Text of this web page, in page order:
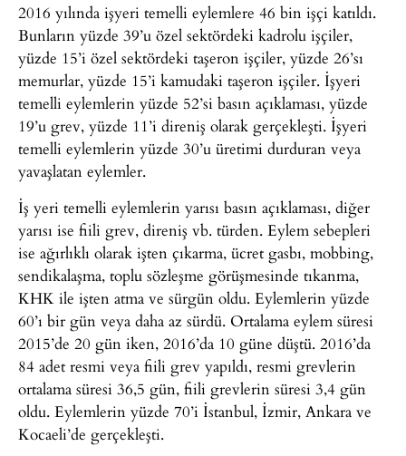
2016 yılında işyeri temelli eylemlere 46 bin işçi katıldı.
Bunların yüzde 39’u özel sektördeki kadrolu işçiler,
yüzde 15’i özel sektördeki taşeron işçiler, yüzde 26’sı
memurlar, yüzde 15’i kamudaki taşeron işçiler. İşyeri
temelli eylemlerin yüzde 52’si basın açıklaması, yüzde
19’u grev, yüzde 11’i direniş olarak gerçekleşti. İşyeri
temelli eylemlerin yüzde 30’u üretimi durduran veya
yavaşlatan eylemler.
İş yeri temelli eylemlerin yarısı basın açıklaması, diğer
yarısı ise fiili grev, direniş vb. türden. Eylem sebepleri
ise ağırlıklı olarak işten çıkarma, ücret gasbı, mobbing,
sendikalaşma, toplu sözleşme görüşmesinde tıkanma,
KHK ile işten atma ve sürgün oldu. Eylemlerin yüzde
60’ı bir gün veya daha az sürdü. Ortalama eylem süresi
2015’de 20 gün iken, 2016’da 10 güne düştü. 2016’da
84 adet resmi veya fiili grev yapıldı, resmi grevlerin
ortalama süresi 36,5 gün, fiili grevlerin süresi 3,4 gün
oldu. Eylemlerin yüzde 70’i İstanbul, İzmir, Ankara ve
Kocaeli’de gerçekleşti.